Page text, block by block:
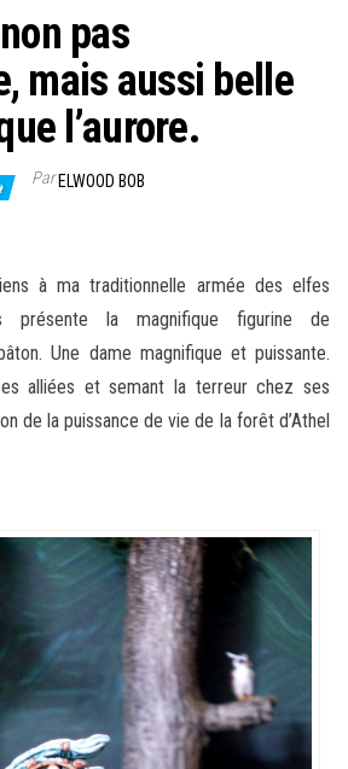
pas
mais aussi belle
l’aurore.
ParELWOOD BOB
à ma traditionnelle armée des elfes
la magnifique figurine de
Une dame magnifique et puissante.
alliées et semant la terreur chez ses
de la puissance de vie de la forêt d’Athel